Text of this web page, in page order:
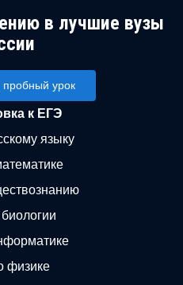
в лучшие вузы
урок
к ЕГЭ
языку
физике